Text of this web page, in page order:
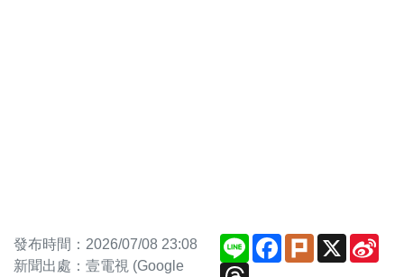
發布時間：2026/07/08 23:08
新聞出處：壹電視 (Google
Line Facebook
Plurk X